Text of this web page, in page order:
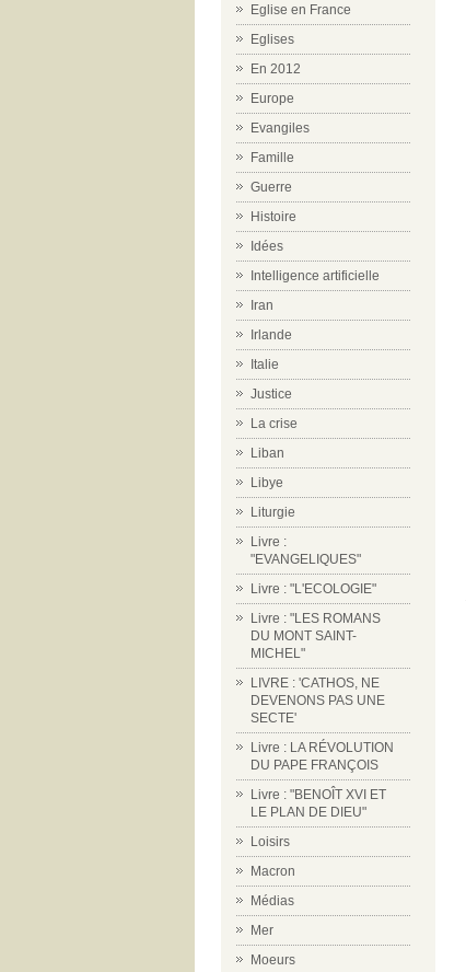
Eglise en France
Eglises
En 2012
Europe
Evangiles
Famille
Guerre
Histoire
Idées
Intelligence artificielle
Iran
Irlande
Italie
Justice
La crise
Liban
Libye
Liturgie
Livre :
"EVANGELIQUES"
Livre : "L'ECOLOGIE"
Livre : "LES ROMANS
DU MONT SAINT-
MICHEL"
LIVRE : 'CATHOS, NE
DEVENONS PAS UNE
SECTE'
Livre : LA RÉVOLUTION
DU PAPE FRANÇOIS
Livre : "BENOÎT XVI ET
LE PLAN DE DIEU"
Loisirs
Macron
Médias
Mer
Moeurs